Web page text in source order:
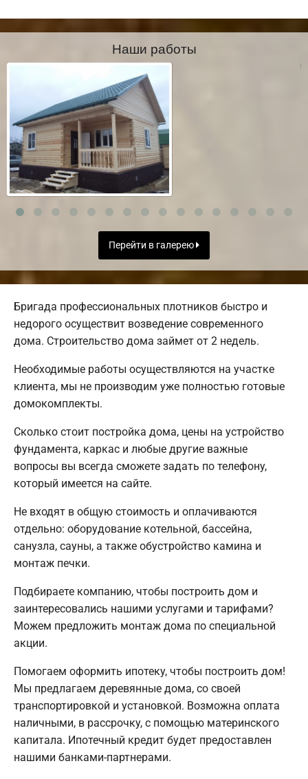
Наши работы
Перейти в галерею
Бригада профессиональных плотников быстро и
недорого осуществит возведение современного
дома. Строительство дома займет от 2 недель.
Необходимые работы осуществляются на участке
клиента, мы не производим уже полностью готовые
домокомплекты.
Сколько стоит постройка дома, цены на устройство
фундамента, каркас и любые другие важные
вопросы вы всегда сможете задать по телефону,
который имеется на сайте.
Не входят в общую стоимость и оплачиваются
отдельно: оборудование котельной, бассейна,
санузла, сауны, а также обустройство камина и
монтаж печки.
Подбираете компанию, чтобы построить дом и
заинтересовались нашими услугами и тарифами?
Можем предложить монтаж дома по специальной
акции.
Помогаем оформить ипотеку, чтобы построить дом!
Мы предлагаем деревянные дома, со своей
транспортировкой и установкой. Возможна оплата
наличными, в рассрочку, с помощью материнского
капитала. Ипотечный кредит будет предоставлен
нашими банками-партнерами.